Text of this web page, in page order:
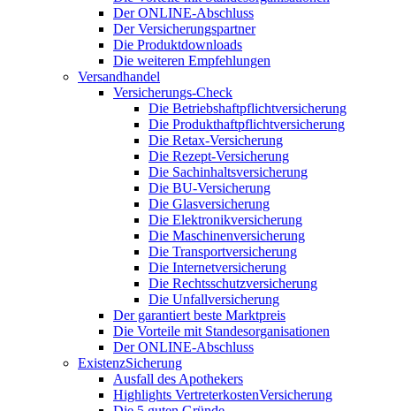
Der ONLINE-Abschluss
Der Versicherungspartner
Die Produktdownloads
Die weiteren Empfehlungen
Versandhandel
Versicherungs-Check
Die Betriebshaftpflichtversicherung
Die Produkthaftpflichtversicherung
Die Retax-Versicherung
Die Rezept-Versicherung
Die Sachinhaltsversicherung
Die BU-Versicherung
Die Glasversicherung
Die Elektronikversicherung
Die Maschinenversicherung
Die Transportversicherung
Die Internetversicherung
Die Rechtsschutzversicherung
Die Unfallversicherung
Der garantiert beste Marktpreis
Die Vorteile mit Standesorganisationen
Der ONLINE-Abschluss
ExistenzSicherung
Ausfall des Apothekers
Highlights VertreterkostenVersicherung